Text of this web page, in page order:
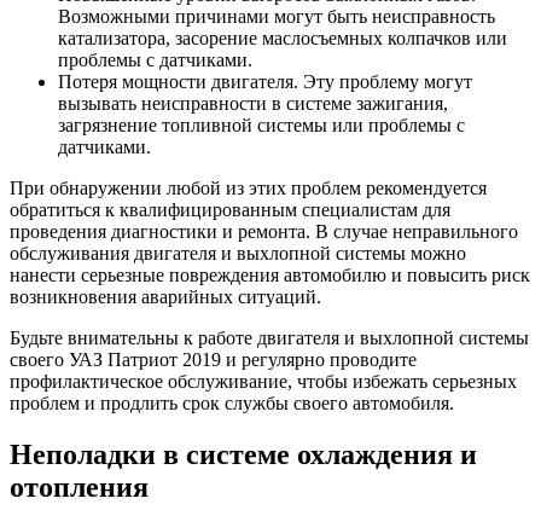
Возможными причинами могут быть неисправность
катализатора, засорение маслосъемных колпачков или
проблемы с датчиками.
Потеря мощности двигателя. Эту проблему могут
вызывать неисправности в системе зажигания,
загрязнение топливной системы или проблемы с
датчиками.
При обнаружении любой из этих проблем рекомендуется
обратиться к квалифицированным специалистам для
проведения диагностики и ремонта. В случае неправильного
обслуживания двигателя и выхлопной системы можно
нанести серьезные повреждения автомобилю и повысить риск
возникновения аварийных ситуаций.
Будьте внимательны к работе двигателя и выхлопной системы
своего УАЗ Патриот 2019 и регулярно проводите
профилактическое обслуживание, чтобы избежать серьезных
проблем и продлить срок службы своего автомобиля.
Неполадки в системе охлаждения и
отопления